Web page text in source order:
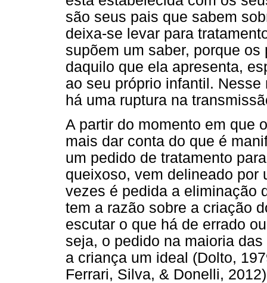
são seus pais que sabem
deixa-se levar para
supõem um saber, porque
daquilo que ela apresenta,
ao seu próprio infantil.
há uma ruptura na
A partir do momento em que
mais dar conta do que é
um pedido de tratamento
queixoso, vem delineado por
vezes é pedida a eliminação
tem a razão sobre a criação
escutar o que há de errado
seja, o pedido na maioria
a criança um ideal (Dolto,
Ferrari, Silva, & Donelli,